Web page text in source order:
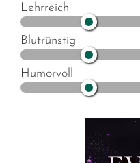
Lehrreich
Blutrünstig
Humorvoll